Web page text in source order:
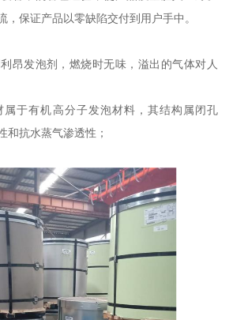
，保证产品以零缺陷交付到用户手中。
昂发泡剂，燃烧时无味，溢出的气体对人
属于有机高分子发泡材料，其结构属闭孔
和抗水蒸气渗透性；